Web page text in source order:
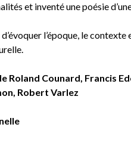
et inventé une poésie
l’époque, le
Roland Counard, Francis
Robert Varlez